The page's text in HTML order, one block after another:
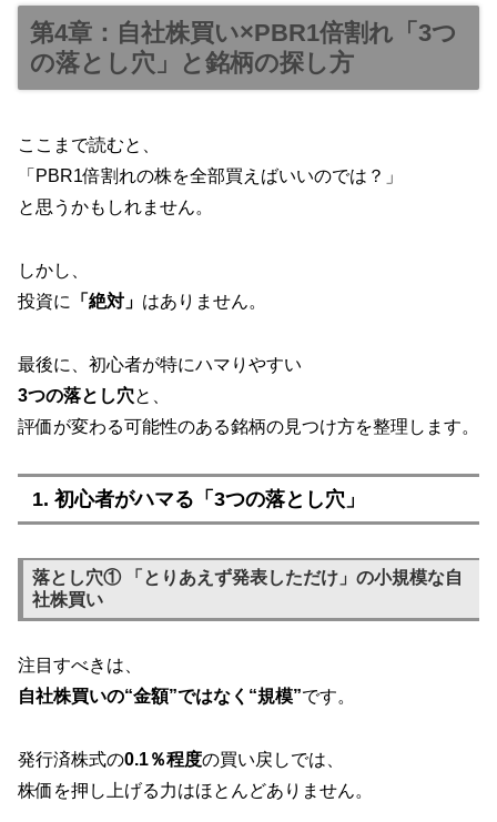
第4章：自社株買い×PBR1倍割れ「3つ
の落とし穴」と銘柄の探し方
ここまで読むと、
「PBR1倍割れの株を全部買えばいいのでは？」
と思うかもしれません。
しかし、
投資に
「絶対」 はありません。
最後に、初心者が特にハマりやすい
3つの落とし穴と、
評価が変わる可能性のある銘柄の見つけ方を整理します。
1. 初心者がハマる「3つの落とし穴」
落とし穴① 「とりあえず発表しただけ」の小規模な自
社株買い
注目すべきは、
自社株買いの“金額”ではなく“規模”です。
発行済株式の0.1％程度の買い戻しでは、
株価を押し上げる力はほとんどありません。